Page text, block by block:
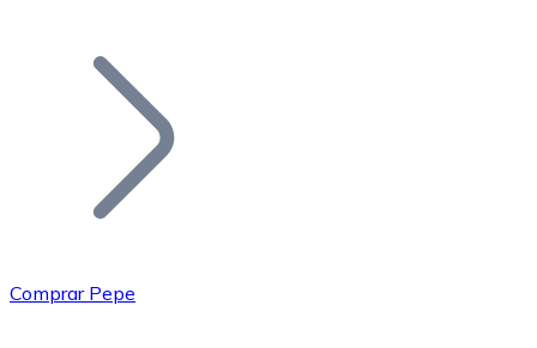
Añade tu proyecto a nuestro ecosistema.
Comprar Pepe